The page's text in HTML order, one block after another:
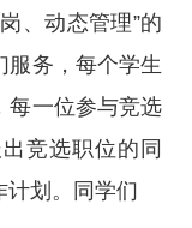
、动态管理”的
服务，每个学生
每一位参与竞选
竞选职位的同
计划。同学们